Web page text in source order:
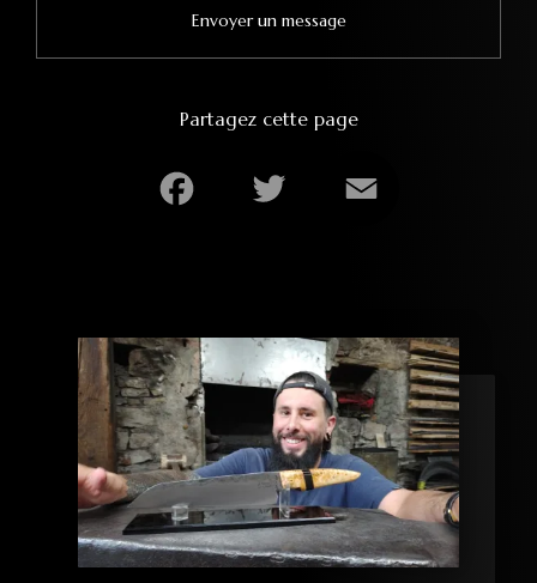
Envoyer un message
Partagez cette page